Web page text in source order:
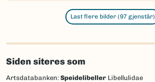
Last flere bilder (97 gjenstår)
Siden siteres som
Artsdatabanken: Speidelibeller Libellulidae